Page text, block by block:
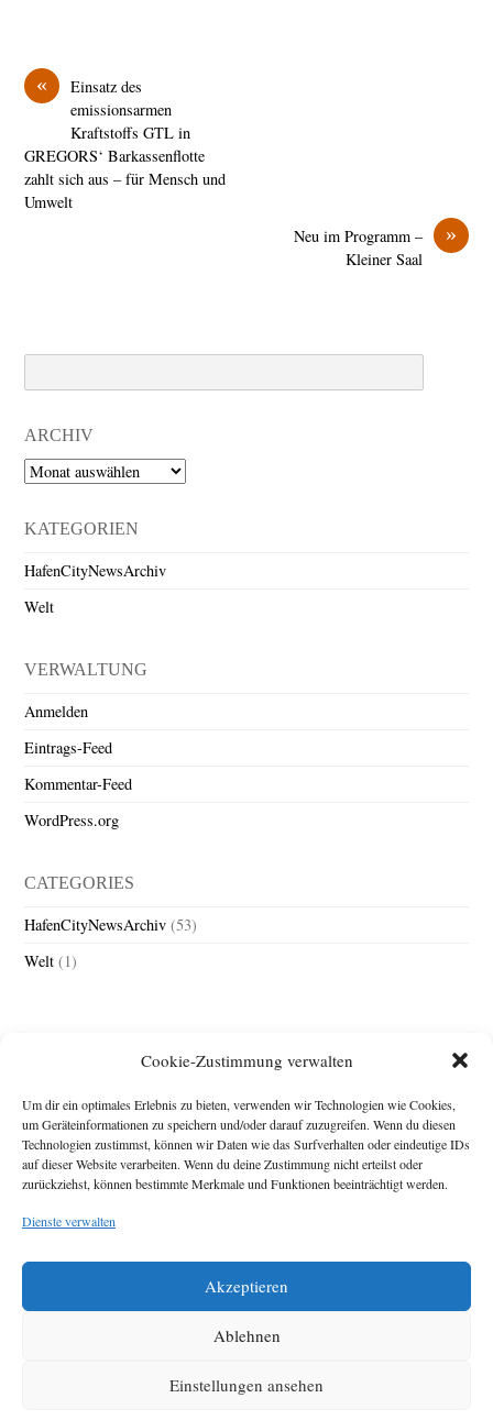
Cookie-Zustimmung verwalten
Um dir ein optimales Erlebnis zu bieten, verwenden wir Technologien wie Cookies,
um Geräteinformationen zu speichern und/oder darauf zuzugreifen. Wenn du diesen
Technologien zustimmst, können wir Daten wie das Surfverhalten oder eindeutige IDs
auf dieser Website verarbeiten. Wenn du deine Zustimmung nicht erteilst oder
zurückziehst, können bestimmte Merkmale und Funktionen beeinträchtigt werden.
Dienste verwalten
Akzeptieren
Ablehnen
Einstellungen ansehen
«
Einsatz des
emissionsarmen
Kraftstoffs GTL in
GREGORS‘ Barkassenflotte
zahlt sich aus – für Mensch und
Umwelt
»
Neu im Programm –
Kleiner Saal
ARCHIV
Archiv
KATEGORIEN
HafenCityNewsArchiv
Welt
VERWALTUNG
Anmelden
Eintrags-Feed
Kommentar-Feed
WordPress.org
CATEGORIES
HafenCityNewsArchiv (53)
Welt (1)
Impressum
Michael Baden,
Diese Webseite stellt
zehn Jahre der